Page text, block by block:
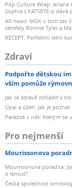
Pop Culture Wrap:
Sophia z KATSEYE si
Alt news: MGK v tom zas
zemřely Bonnie Tyler a
RECEPT: Perfektní letní
Zdraví
Podpořte dětskou
vším pomůže
Jak se zdravě zchladit v
Úpal a úžeh: Jak je
Parazité v nás: Kterým se
Pro nejmenší
Mourissonova
Mourrisonova poradna:
o lenost?
Česká společnost